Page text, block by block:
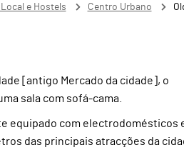
e Hostels Centro Urbano
[antigo Mercado da cidade], o
sala com sofá-cama.
equipado com electrodomésticos
das principais atracções da